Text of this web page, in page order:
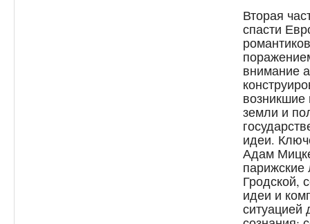
Вторая
спасти
внимание
возникшие
земли и
идеи.
Адам
Гродской,
идеи и
ситуацией